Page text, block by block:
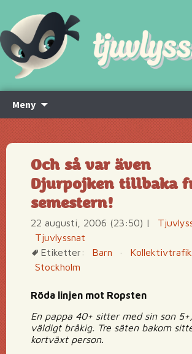
Meny
innehåll
Och så var även
Djurpojken tillbaka
semestern!
22 augusti, 2006 (23:50) |
Tjuvlyssnat
Etiketter:
Barn · Kollektivtrafik
Stockholm
Röda linjen mot Ropsten
En pappa 40+ sitter med sin son
väldigt bråkig. Tre säten bakom
kortväxt person.